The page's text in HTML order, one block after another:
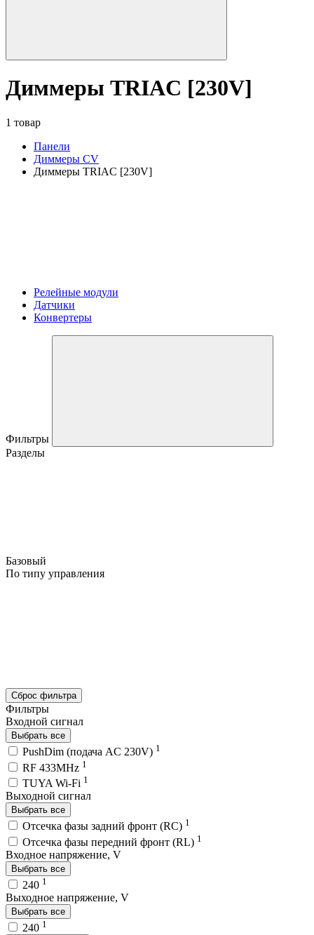
Диммеры TRIAC [230V]
1 товар
Панели
Диммеры CV
Диммеры TRIAC [230V]
Релейные модули
Датчики
Конвертеры
Фильтры
Разделы
Базовый
По типу управления
Сброс фильтра
Фильтры
Входной сигнал
Выбрать все
PushDim (подача AC 230V) 1
RF 433MHz 1
TUYA Wi-Fi 1
Выходной сигнал
Выбрать все
Отсечка фазы задний фронт (RC) 1
Отсечка фазы передний фронт (RL) 1
Входное напряжение, V
Выбрать все
240 1
Выходное напряжение, V
Выбрать все
240 1